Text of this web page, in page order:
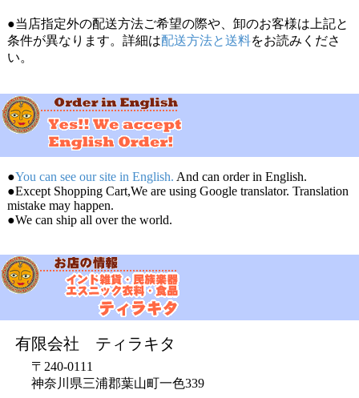
●当店指定外の配送方法ご希望の際や、卸のお客様は上記と
条件が異なります。詳細は配送方法と送料をお読みくださ
い。
●You can see our site in English. And can order in English.
●Except Shopping Cart,We are using Google translator. Translation
mistake may happen.
●We can ship all over the world.
有限会社 ティラキタ
〒240-0111
神奈川県三浦郡葉山町一色339